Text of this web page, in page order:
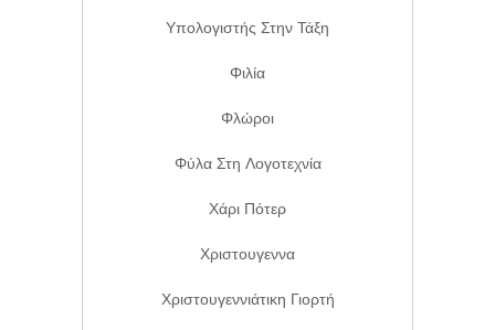
Υπολογιστής Στην Τάξη
Φιλία
Φλώροι
Φύλα Στη Λογοτεχνία
Χάρι Πότερ
Χριστουγεννα
Χριστουγεννιάτικη Γιορτή